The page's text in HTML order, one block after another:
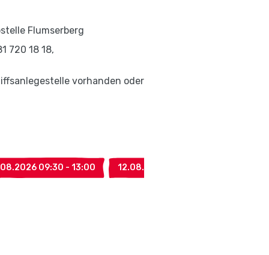
Flumserberg
720 18 18,
vorhanden oder
09:30 - 13:00 12.08.2026 09:30 - 13:00